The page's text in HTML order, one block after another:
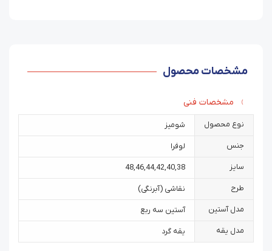
مشخصات محصول
مشخصات فنی
نوع محصول شومیز
جنس لوفرا
سایز 38
,
40
,
42
,
44
,
46
,
48
طرح نقاشی (آبرنگی)
مدل آستین آستین سه ربع
مدل یقه یقه گرد